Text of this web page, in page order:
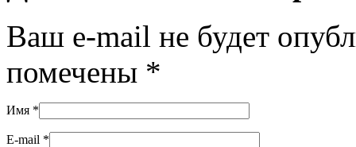
Ваш e-mail не будет
помечены *
Имя *
E-mail *